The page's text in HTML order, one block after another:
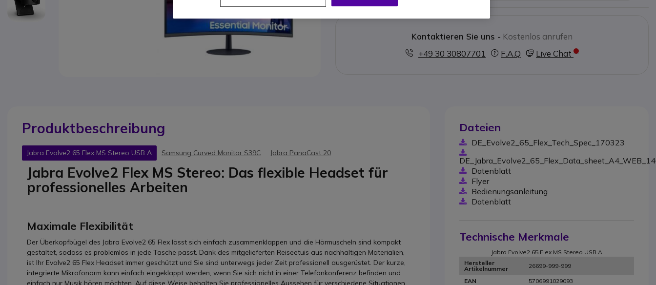
Kontaktieren Sie uns - Kostenlos anrufen
+49 30 30807701
F.A.Q Live Chat
Produktbeschreibung
Jabra Evolve2 65 Flex MS Stereo USB A Samsung Curved Monitor S39C Jabra PanaCast 20
Jabra Evolve2 Flex MS Stereo: Das flexible Headset für
professionelles Arbeiten
Maximale Flexibilität
Der Überkopfbügel des Jabra Evolve2 65 Flex lässt sich einfach zusammenklappen und die Hörmuscheln sind kompakt
gestaltet, sodass es problemlos in jede Tasche passt. Dank des mitgelieferten Reiseetuis aus nachhaltigen Materialien,
ist Ihr Evolve2 65 Flex Headset immer geschützt und Sie sind unterwegs jeder Zeit professionell ausgerüstet. Der kurze,
integrierte Mikrofonarm kann einfach eingeklappt werden, wenn Sie sich nicht in einer Telefonkonferenz befinden und
einfach nur Musik hören möchten. Auf diese Weise behalten Sie professionelles Aussehen für verschiedene Situationen.
Dateien
DE_Evolve2_65_Flex_Tech_Spec_170323
Datenblatt
Flyer
Bedienungsanleitung
Datenblatt
Technische Merkmale
Jabra Evolve2 65 Flex MS Stereo USB A
Hersteller
Artikelnummer
26699-999-999
EAN
5706991029093